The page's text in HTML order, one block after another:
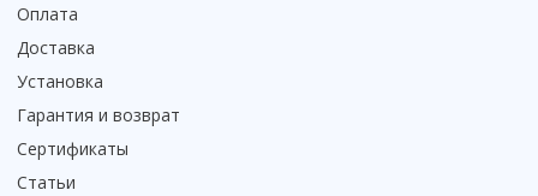
Оплата
Доставка
Установка
Гарантия и возврат
Сертификаты
Статьи